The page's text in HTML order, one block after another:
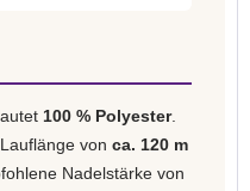
100 % Polyester.
von ca. 120 m
Nadelstärke von